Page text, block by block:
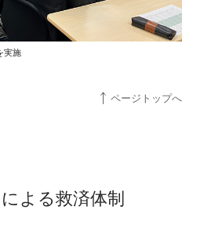
実施
ページトップへ
よる救済体制